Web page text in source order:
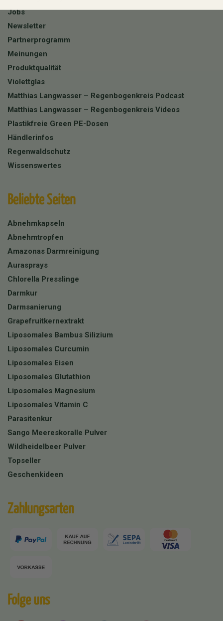
Jobs
Newsletter
Partnerprogramm
Meinungen
Produktqualität
Violettglas
Matthias Langwasser – Regenbogenkreis Podcast
Matthias Langwasser – Regenbogenkreis Videos
Plastikfreie Green PE-Dosen
Händlerinfos
Regenwaldschutz
Wissenswertes
Beliebte Seiten
Abnehmkapseln
Abnehmtropfen
Amazonas Darmreinigung
Aurasprays
Chlorella Presslinge
Darmkur
Darmsanierung
Grapefruitkernextrakt
Liposomales Bambus Silizium
Liposomales Curcumin
Liposomales Eisen
Liposomales Glutathion
Liposomales Magnesium
Liposomales Vitamin C
Parasitenkur
Sango Meereskoralle Pulver
Wildheidelbeer Pulver
Topseller
Geschenkideen
Zahlungsarten
Folge uns